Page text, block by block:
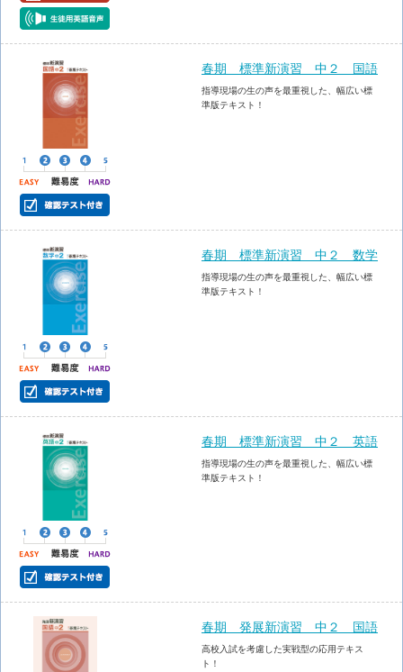
春期 標準新演習 中２ 国語
指導現場の生の声を最重視した、幅広い標
準版テキスト！
春期 標準新演習 中２ 数学
指導現場の生の声を最重視した、幅広い標
準版テキスト！
春期 標準新演習 中２ 英語
指導現場の生の声を最重視した、幅広い標
準版テキスト！
春期 発展新演習 中２ 国語
高校入試を考慮した実戦型の応用テキス
ト！